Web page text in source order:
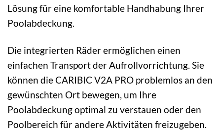
Lösung für eine komfortable Handhabung Ihrer
Poolabdeckung.
Die integrierten Räder ermöglichen einen
einfachen Transport der Aufrollvorrichtung. Sie
können die CARIBIC V2A PRO problemlos an den
gewünschten Ort bewegen, um Ihre
Poolabdeckung optimal zu verstauen oder den
Poolbereich für andere Aktivitäten freizugeben.